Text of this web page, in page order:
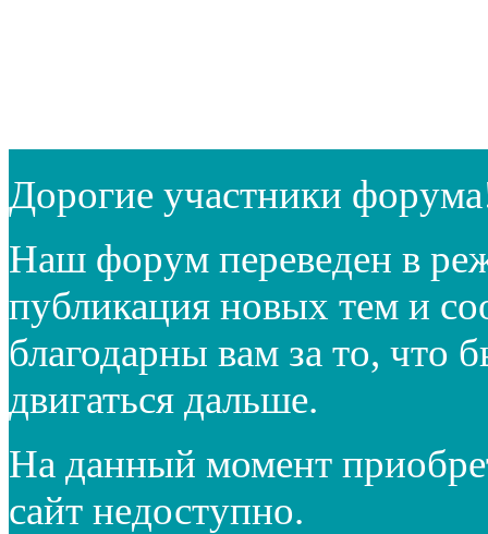
Дорогие участники
Наш форум переведен в
публикация новых тем и
благодарны вам за то, что
двигаться дальше.
На данный момент
сайт недоступно.